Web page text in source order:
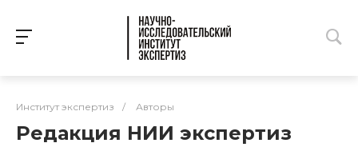
Институт экспертиз / Авторы
Редакция НИИ экспертиз